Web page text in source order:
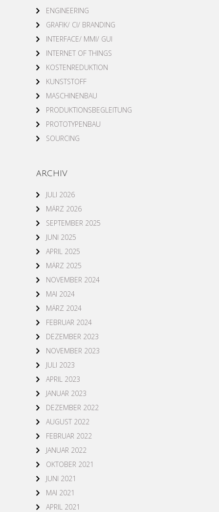
ENGINEERING
GRAFIK/ CI/ BRANDING
INTERFACE/ MMI/ GUI
INTERNET OF THINGS
KOSTENREDUKTION
KUNSTSTOFF
MASCHINENBAU
PRODUKTIONSBEGLEITUNG
PROTOTYPENBAU
SOURCING
ARCHIV
JULI 2026
MÄRZ 2026
SEPTEMBER 2025
JUNI 2025
APRIL 2025
MÄRZ 2025
NOVEMBER 2024
MAI 2024
MÄRZ 2024
FEBRUAR 2024
DEZEMBER 2023
NOVEMBER 2023
JULI 2023
APRIL 2023
JANUAR 2023
DEZEMBER 2022
AUGUST 2022
FEBRUAR 2022
JANUAR 2022
OKTOBER 2021
JUNI 2021
MAI 2021
APRIL 2021